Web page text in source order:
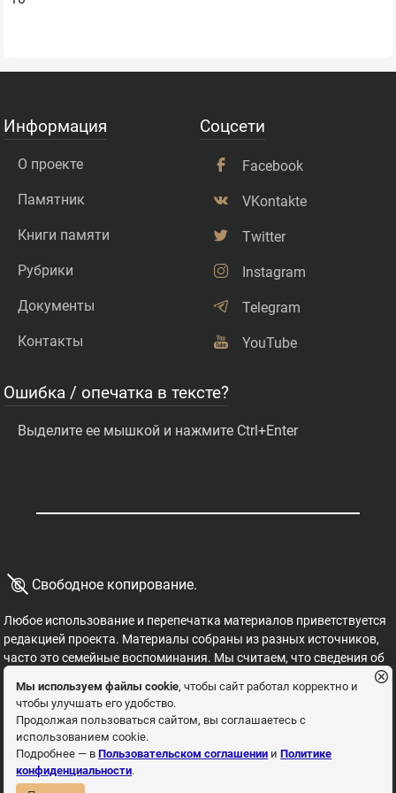
Информация
О проекте
Памятник
Книги памяти
Рубрики
Документы
Контакты
Соцсети
Facebook
VKontakte
Twitter
Instagram
Telegram
YouTube
Ошибка / опечатка в тексте?
Выделите ее мышкой и нажмите Ctrl+Enter
© Свободное копирование.
Любое использование и перепечатка материалов приветствуется
редакцией проекта. Материалы собраны из разных источников,
часто это семейные воспоминания. Мы считаем, что сведения об
этих важных страницах истории должны быть свободными для
распространения, на них не могут накладываться никакие
ограничения. Это наша история, и мы обязаны ее знать,
сохранять и рассказывать детям.
Пользовательское соглашение
Политика
конфиденциальности
Мы используем файлы cookie, чтобы сайт работал корректно и
чтобы улучшать его удобство.
Продолжая пользоваться сайтом, вы соглашаетесь с
использованием cookie.
Подробнее — вПользовательском соглашении иПолитике
конфиденциальности.